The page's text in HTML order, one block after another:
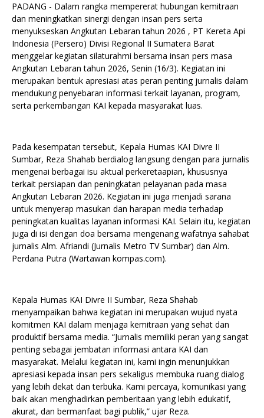
PADANG - Dalam rangka mempererat hubungan kemitraan
dan meningkatkan sinergi dengan insan pers serta
menyukseskan Angkutan Lebaran tahun 2026 , PT Kereta Api
Indonesia (Persero) Divisi Regional II Sumatera Barat
menggelar kegiatan silaturahmi bersama insan pers masa
Angkutan Lebaran tahun 2026, Senin (16/3). Kegiatan ini
merupakan bentuk apresiasi atas peran penting jurnalis dalam
mendukung penyebaran informasi terkait layanan, program,
serta perkembangan KAI kepada masyarakat luas.
Pada kesempatan tersebut, Kepala Humas KAI Divre II
Sumbar, Reza Shahab berdialog langsung dengan para jurnalis
mengenai berbagai isu aktual perkeretaapian, khususnya
terkait persiapan dan peningkatan pelayanan pada masa
Angkutan Lebaran 2026. Kegiatan ini juga menjadi sarana
untuk menyerap masukan dan harapan media terhadap
peningkatan kualitas layanan informasi KAI. Selain itu, kegiatan
juga di isi dengan doa bersama mengenang wafatnya sahabat
jurnalis Alm. Afriandi (Jurnalis Metro TV Sumbar) dan Alm.
Perdana Putra (Wartawan kompas.com).
Kepala Humas KAI Divre II Sumbar, Reza Shahab
menyampaikan bahwa kegiatan ini merupakan wujud nyata
komitmen KAI dalam menjaga kemitraan yang sehat dan
produktif bersama media. “Jurnalis memiliki peran yang sangat
penting sebagai jembatan informasi antara KAI dan
masyarakat. Melalui kegiatan ini, kami ingin menunjukkan
apresiasi kepada insan pers sekaligus membuka ruang dialog
yang lebih dekat dan terbuka. Kami percaya, komunikasi yang
baik akan menghadirkan pemberitaan yang lebih edukatif,
akurat, dan bermanfaat bagi publik,” ujar Reza.